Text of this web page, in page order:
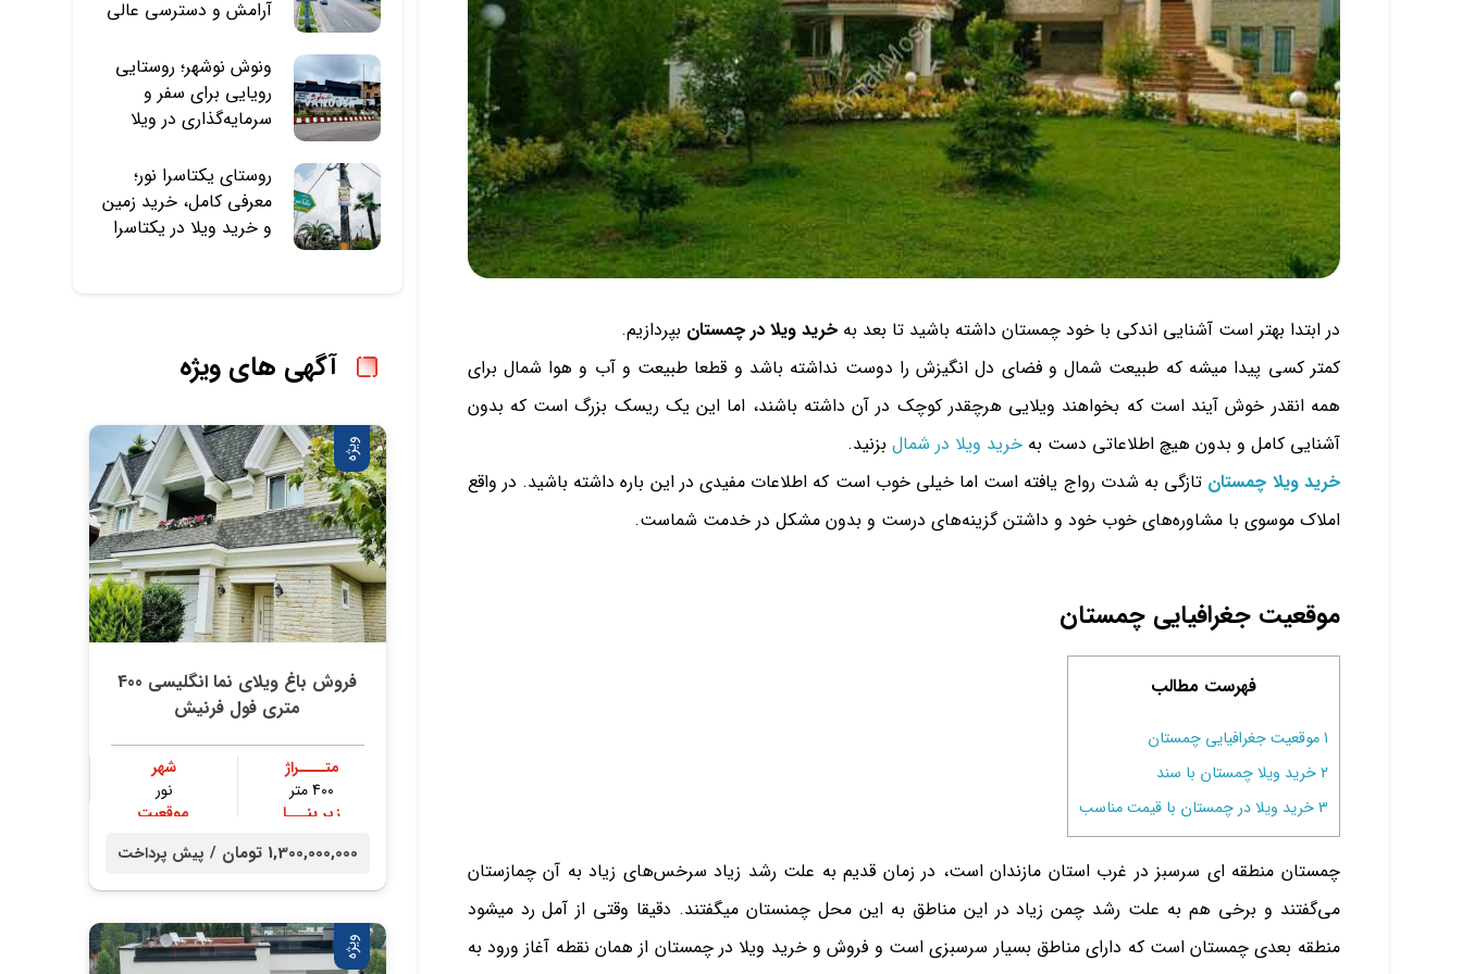
در ابتدا بهتر است آشنایی اندکی با خود چمستان داشته باشید تا بعد بهخرید ویلا در چمستان بپردازیم.
کمتر کسی پیدا میشه که طبیعت شمال و فضای دل انگیزش را دوست نداشته باشد و قطعا طبیعت و آب و هوا شمال برای
همه انقدر خوش آیند است که بخواهند ویلایی هرچقدر کوچک در آن داشته باشند، اما این یک ریسک بزرگ است که بدون
آشنایی کامل و بدون هیچ اطلاعاتی دست بهخرید ویلا در شمال بزنید.
خرید ویلا چمستان تازگی به شدت رواج یافته است اما خیلی خوب است که اطلاعات مفیدی در این باره داشته باشید. در واقع
املاک موسوی با مشاوره‌های خوب خود و داشتن گزینه‌های درست و بدون مشکل در خدمت شماست.
موقعیت جغرافیایی چمستان
فهرست مطالب
1موقعیت جغرافیایی چمستان
2خرید ویلا چمستان با سند
3خرید ویلا در چمستان با قیمت مناسب
چمستان منطقه ای سرسبز در غرب استان مازندان است، در زمان قدیم به علت رشد زیاد سرخس‌های زیاد به آن چمازستان
می‌گفتند و برخی هم به علت رشد چمن زیاد در این مناطق به این محل چمنستان میگفتند. دقیقا وقتی از آمل رد میشود
منطقه بعدی چمستان است که دارای مناطق بسیار سرسبزی است و فروش و خرید ویلا در چمستان از همان نقطه آغاز ورود به
آرامش و دسترسی عالی
ونوش نوشهر؛ روستایی
رویایی برای سفر و
سرمایه‌گذاری در ویلا
روستای یکتاسرا نور؛
معرفی کامل، خرید زمین
و خرید ویلا در یکتاسرا
آگهی های ویژه
ویژه
فروش باغ ویلای نما انگلیسی 400
متری فول فرنیش
متــــراژ
400 متر
شهر
نور
زیر بنـــا
موقعیت
1,300,000,000 تومان / پیش پرداخت
ویژه